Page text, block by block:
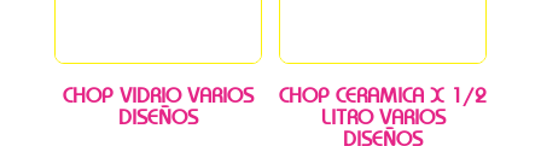
CHOP VIDRIO VARIOS
DISEÑOS
CHOP CERAMICA X 1/2
LITRO VARIOS
DISEÑOS